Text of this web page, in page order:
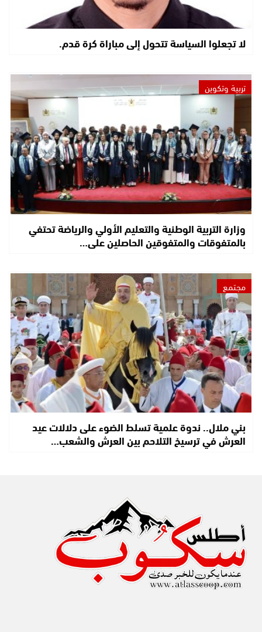
لا تجعلوا السياسة تتحول إلى مباراة كرة قدم.
تربية وتكوين
وزارة التربية الوطنية والتعليم الأولي والرياضة تحتفي
بالمتفوقات والمتفوقين الحاصلين على…
مجتمع
بني ملال.. ندوة علمية تسلط الضوء على دلالات عيد
العرش في ترسيخ التلاحم بين العرش والشعب…